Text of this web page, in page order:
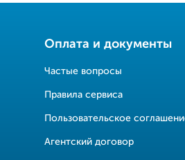
Оплата и документы
Частые вопросы
Правила сервиса
Пользовательское
Агентский договор